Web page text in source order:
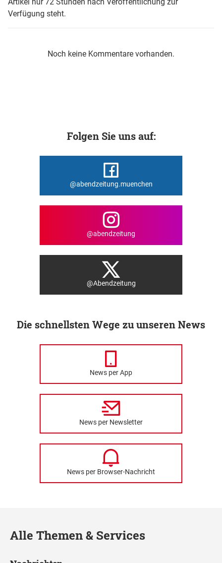
Verfügung steht.
Noch keine Kommentare vorhanden.
Folgen Sie uns auf:
@abendzeitung.muenchen
@abendzeitung
@Abendzeitung
Die schnellsten Wege zu unseren News
News per App
News per Newsletter
News per Browser-Nachricht
Alle Themen & Services